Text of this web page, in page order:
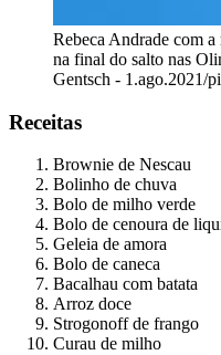
Rebeca Andrade com
na final do salto nas
Gentsch - 1.ago.2021/
Receitas
Brownie de Nescau
Bolinho de chuva
Bolo de milho verde
Bolo de cenoura de
Geleia de amora
Bolo de caneca
Bacalhau com batata
Arroz doce
Strogonoff de frango
Curau de milho